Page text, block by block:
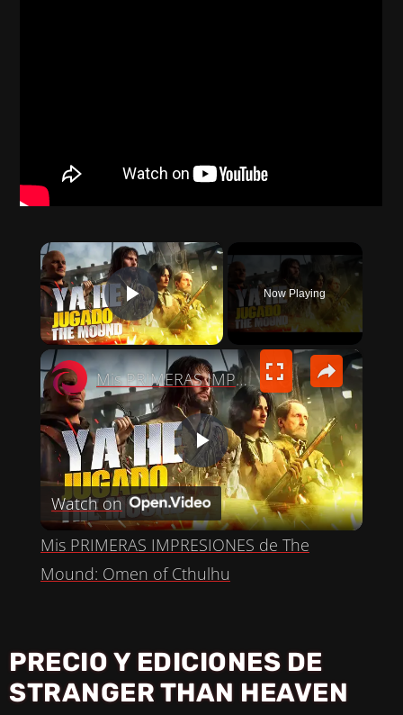
×
PLAY VIDEO
Now Playing
×
P
L
A
V
Mis PRIMERAS IMPRESIONES de The Mound: Omen of Cthulhu
Watch on
Mis PRIMERAS IMPRESIONES de The
Mound: Omen of Cthulhu
PRECIO Y EDICIONES DE
STRANGER THAN HEAVEN